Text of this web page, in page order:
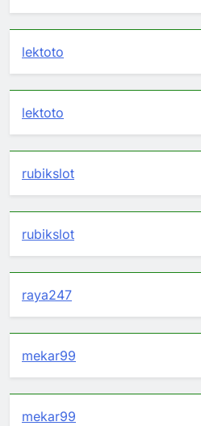
lektoto
lektoto
rubikslot
rubikslot
raya247
mekar99
mekar99